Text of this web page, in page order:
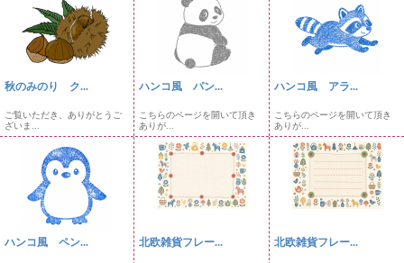
秋のみのり ク...
ご覧いただき、ありがとうご
ざいま...
ハンコ風 パン...
こちらのページを開いて頂き
ありが...
ハンコ風 アラ...
こちらのページを開いて頂き
ありが...
ハンコ風 ペン... 北欧雑貨フレー... 北欧雑貨フレー...